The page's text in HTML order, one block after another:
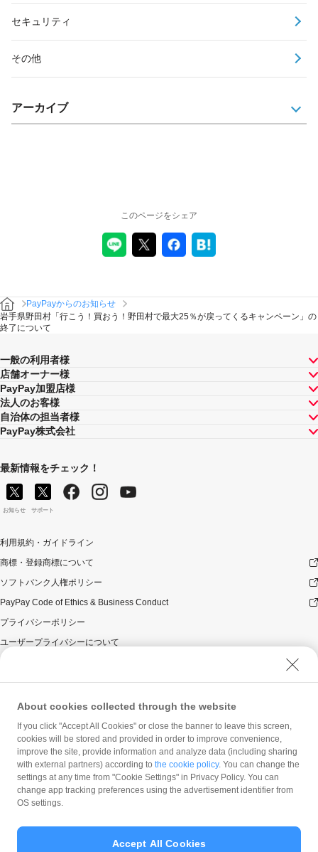
セキュリティ
その他
アーカイブ
このページをシェア
PayPayからのお知らせ
岩手県野田村「行こう！買おう！野田村で最大25％が戻ってくるキャンペーン」の
終了について
一般の利用者様
店舗オーナー様
PayPay加盟店様
法人のお客様
自治体の担当者様
PayPay株式会社
最新情報をチェック！
お知らせ サポート
利用規約・ガイドライン
商標・登録商標について
ソフトバンク人権ポリシー
PayPay Code of Ethics & Business Conduct
プライバシーポリシー
ユーザープライバシーについて
ウェブサイト利用規約
反社会的勢力に対する方針
勧誘方針
マネロン等基本方針
カスタマーハラスメントに関する当社の考え方
About cookies collected through the website
If you click "Accept All Cookies" or close the banner to leave this screen,
cookies will be stored and provided in order to improve convenience,
improve the site, provide information and analyze data (including sharing
with external partners) according to the cookie policy. You can change the
settings at any time from "Cookie Settings" in Privacy Policy. You can
change app tracking preferences using the advertisement identifier from
OS settings.
Accept All Cookies